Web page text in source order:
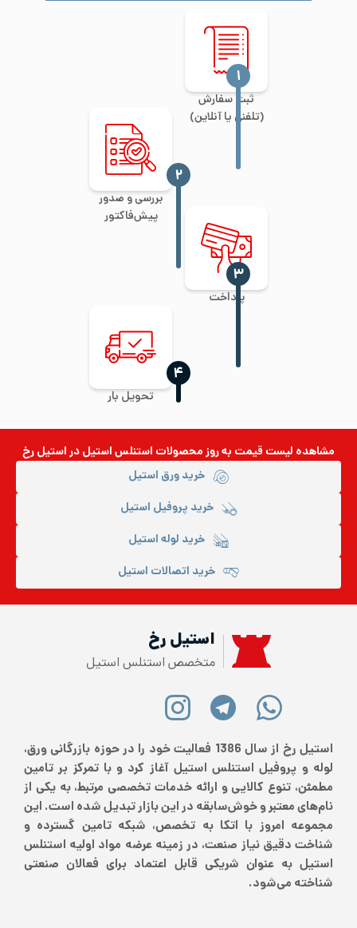
ثبت سفارش
(تلفنی یا آنلاین)
‍۱
بررسی و صدور
پیش‌فاکتور
‍۲
پرداخت
‍۳
تحویل بار
‍۴
مشاهده لیست قیمت به روزمحصولات استنلس استیلدر استیل رخ
خرید ورق استیل
خرید پروفیل استیل
خرید لوله استیل
خرید اتصالات استیل
استیل رخ
متخصص استنلس استیل
استیل رخ از سال 1386 فعالیت خود را در حوزه بازرگانی ورق،
لوله و پروفیل استنلس استیل آغاز کرد و با تمرکز بر تامین
مطمئن، تنوع کالایی و ارائه خدمات تخصصی مرتبط، به یکی از
نام‌های معتبر و خوش‌سابقه در این بازار تبدیل شده است. این
مجموعه امروز با اتکا به تخصص، شبکه تامین گسترده و
شناخت دقیق نیاز صنعت، در زمینه عرضه مواد اولیه استنلس
استیل به عنوان شریکی قابل اعتماد برای فعالان صنعتی
شناخته می‌شود.